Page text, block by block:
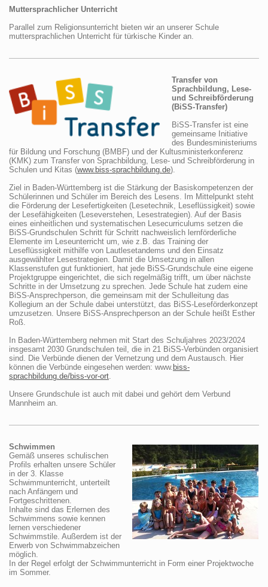
Muttersprachlicher Unterricht
Parallel zum Religionsunterricht bieten wir an unserer Schule
muttersprachlichen Unterricht für türkische Kinder an.
Transfer von
Sprachbildung, Lese-
und Schreibförderung
(BiSS-Transfer)
BiSS-Transfer ist eine
gemeinsame Initiative
des Bundesministeriums
für Bildung und Forschung (BMBF) und der Kultusministerkonferenz
(KMK) zum Transfer von Sprachbildung, Lese- und Schreibförderung in
Schulen und Kitas (www.biss-sprachbildung.de).
Ziel in Baden-Württemberg ist die Stärkung der Basiskompetenzen der
Schülerinnen und Schüler im Bereich des Lesens. Im Mittelpunkt steht
die Förderung der Lesefertigkeiten (Lesetechnik, Leseflüssigkeit) sowie
der Lesefähigkeiten (Leseverstehen, Lesestrategien). Auf der Basis
eines einheitlichen und systematischen Lesecurriculums setzen die
BiSS-Grundschulen Schritt für Schritt nachweislich lernförderliche
Elemente im Leseunterricht um, wie z.B. das Training der
Leseflüssigkeit mithilfe von Lautlesetandems und den Einsatz
ausgewählter Lesestrategien. Damit die Umsetzung in allen
Klassenstufen gut funktioniert, hat jede BiSS-Grundschule eine eigene
Projektgruppe eingerichtet, die sich regelmäßig trifft, um über nächste
Schritte in der Umsetzung zu sprechen. Jede Schule hat zudem eine
BiSS-Ansprechperson, die gemeinsam mit der Schulleitung das
Kollegium an der Schule dabei unterstützt, das BiSS-Leseförderkonzept
umzusetzen. Unsere BiSS-Ansprechperson an der Schule heißt Esther
Roß.
In Baden-Württemberg nehmen mit Start des Schuljahres 2023/2024
insgesamt 2030 Grundschulen teil, die in 21 BiSS-Verbünden organisiert
sind. Die Verbünde dienen der Vernetzung und dem Austausch. Hier
können die Verbünde eingesehen werden: www. biss-
sprachbildung.de/biss-vor-ort
Unsere Grundschule ist auch mit dabei und gehört dem Verbund
Mannheim an.
Schwimmen
Gemäß unseres schulischen
Profils erhalten unsere Schüler
in der 3. Klasse
Schwimmunterricht, unterteilt
nach Anfängern und
Fortgeschrittenen.
Inhalte sind das Erlernen des
Schwimmens sowie kennen
lernen verschiedener
Schwimmstile. Außerdem ist der
Erwerb von Schwimmabzeichen
möglich.
In der Regel erfolgt der Schwimmunterricht in Form einer Projektwoche
im Sommer.